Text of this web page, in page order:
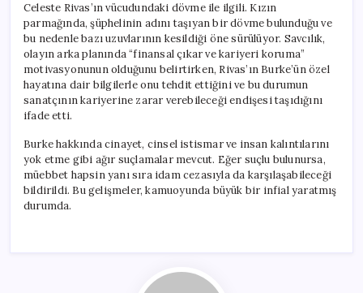
Celeste Rivas’ın vücudundaki dövme ile ilgili. Kızın
parmağında, şüphelinin adını taşıyan bir dövme bulunduğu ve
bu nedenle bazı uzuvlarının kesildiği öne sürülüyor. Savcılık,
olayın arka planında “finansal çıkar ve kariyeri koruma”
motivasyonunun olduğunu belirtirken, Rivas’ın Burke’ün özel
hayatına dair bilgilerle onu tehdit ettiğini ve bu durumun
sanatçının kariyerine zarar verebileceği endişesi taşıdığını
ifade etti.
Burke hakkında cinayet, cinsel istismar ve insan kalıntılarını
yok etme gibi ağır suçlamalar mevcut. Eğer suçlu bulunursa,
müebbet hapsin yanı sıra idam cezasıyla da karşılaşabileceği
bildirildi. Bu gelişmeler, kamuoyunda büyük bir infial yaratmış
durumda.